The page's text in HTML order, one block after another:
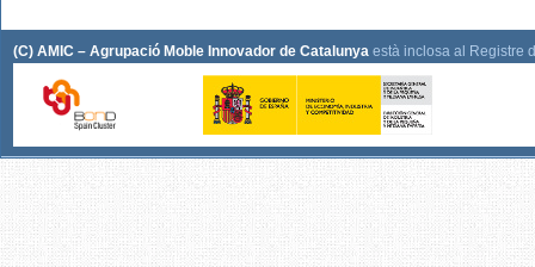
(C) AMIC – Agrupació Moble Innovador de Catalunya està inclosa al Registre